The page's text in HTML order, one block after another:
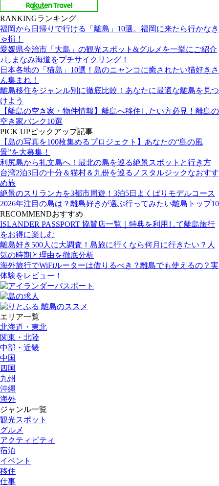
RANKINGランキング
福岡から日帰りで行ける「離島」10選。福岡に来たら行かなき
ゃ損！
愛媛県今治市「大島」の観光スポット&グルメを一挙にご紹介
♪しまなみ海道をプチサイクリング！
日本各地の「猫島」10選！島のニャンコに癒されたい猫好きさ
ん集まれ！
離島移住をジャンル別に徹底比較！あなたに最適な離島を見つ
けよう
【離島の空き家・物件情報】離島へ移住したい方必見！離島の
空き家バンク10選
PICK UPピックアップ記事
【島の写真を100枚集めるプロジェクト】あなたの“島の風
景”を大募集！
利尻島から礼文島へ！最北の島を巡る絶景スポットと行き方
台湾2泊3日の十分＆猫村＆九份を巡るノスタルジックなおすす
め旅
絶景のスリランカを3都市周遊！3泊5日よくばりモデルコース
2026年注目の島は？離島好きが選ぶ行ってみたい離島トップ10
RECOMMENDおすすめ
ISLANDER PASSPORT 協賛店一覧｜特典を利用して離島旅行
をお得に楽しむ
離島好き500人に大調査！島旅に行くなら何月に行きたい？人
気の時期と理由を徹底分析
海外旅行でWiFiルーターは借りるべき？離島でも使えるの？実
体験をレビュー！
エリア一覧
北海道・東北
関東・北陸
中部・近畿
中国
四国
九州
沖縄
海外
ジャンル一覧
観光スポット
グルメ
アクティビティ
宿泊
イベント
移住
仕事